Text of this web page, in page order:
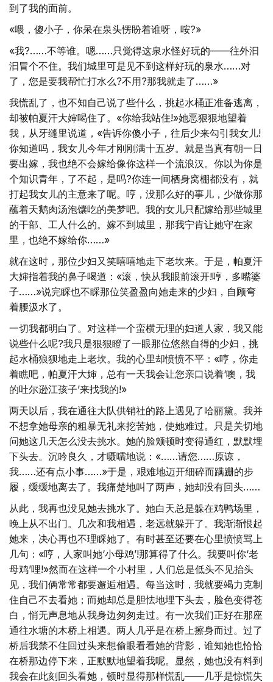
到了我的面前。
«喂，傻小子，你呆在泉头愣盼着谁呀，咹?»
«我?……不等谁。嗯……只觉得这泉水怪好玩的——往外汩
汩冒个不住。我们城里可是见不到这样好玩的泉水……对
了，您是要我帮忙打水么?不用?那我就走了……»
我慌乱了，也不知自己说了些什么，挑起水桶正准备逃离，
却被帕夏汗大婶喝住了。«你给我站住!»她恶狠狠地望着
我，从牙缝里说道，«告诉你傻小子，往后少来勾引我女儿!
你知道吗，我女儿今年才刚刚满十五岁。就是当真有朝一日
要出嫁，我也绝不会嫁给像你这样一个流浪汉。你以为你是
个知识青年，了不起，是吗?你连一间栖身窝棚都没有，就
打起我女儿的主意来了呢。哼，没那么好的事儿，少做你那
蘸着天鹅肉汤泡馕吃的美梦吧。我的女儿只配嫁给那些城里
的干部、工人什么的。嫁不到城里，那我宁肯让她守在家
里，也绝不嫁给你……»
就在这时，那位少妇又笑嘻嘻地走下老坎来。于是，帕夏汗
大婶指着我的鼻子喝道：«滚，快从我眼前滚开!哼，多嘴婆
子……»说完睬也不睬那位笑盈盈向她走来的少妇，自顾弯
着腰汲水了。
一切我都明白了。对这样一个蛮横无理的妇道人家，我又能
说些什么呢?我只是狠狠瞪了一眼那位悠然自得的少妇，挑
起水桶狼狈地走上老坎。我的心里却愤愤不平：«哼，你走
着瞧吧，帕夏汗大婶，总有一天我会让您亲口说着‘噢，我
的吐尔逊江孩子’来找我的!»
两天以后，我在通往大队供销社的路上遇见了哈丽黛。我并
不想拿她母亲的粗暴无礼来挖苦她，使她难过。只是关切地
问她这几天怎么没去挑水。她的脸颊顿时变得通红，默默埋
下头去。沉吟良久，才嗫嚅地说：«……请您……原谅，
我……还有点小事……»于是，艰难地迈开细碎而蹒跚的步
履，缓缓地离去了。我痛楚地叫了两声，她却没有回头……
从此，我再也没见她去挑水了。她白天总是躲在鸡鸭场里，
晚上从不出门。几次和我相遇，老远就躲开了。我渐渐恨起
她来，决心再也不理睬她了。有时甚至还要在心里愤愤骂上
几句：«哼，人家叫她‘小母鸡’!那算得了什么。我要叫你‘老
母鸡’哩!»然而在这样一个小村里，人们总是低头不见抬头
见，我们俩常常都要邂逅相遇。每当这时，我就要竭力克制
住自己不去看她；而她却总是胆怯地埋下头去，脸色变得苍
白，悄无声息地从我身边匆匆走过。有一次我们正好在那座
通往水塘的木桥上相遇。两人几乎是在桥上擦身而过。过了
桥后我禁不住回过头来想偷眼看看她的背影，谁知她也恰恰
在桥那边停下来，正默默地望着我呢。显然，她也没有料到
我会在此刻回头看她，顿时显得那样慌乱——几乎是惊慌失